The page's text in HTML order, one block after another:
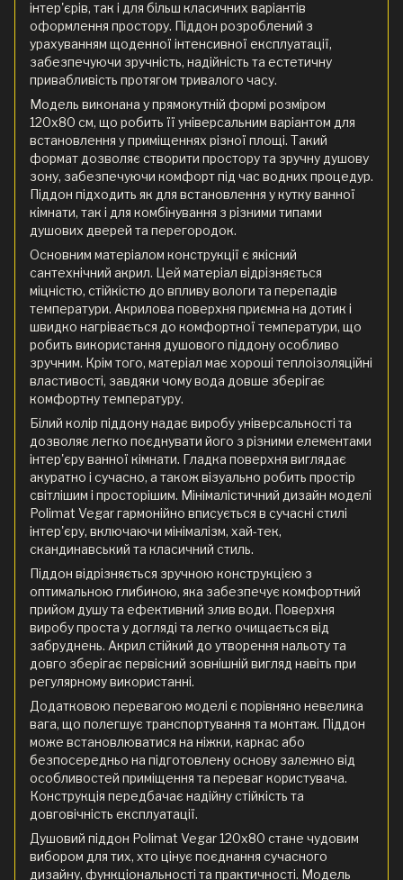
інтер'єрів, так і для більш класичних варіантів
оформлення простору. Піддон розроблений з
урахуванням щоденної інтенсивної експлуатації,
забезпечуючи зручність, надійність та естетичну
привабливість протягом тривалого часу.
Модель виконана у прямокутній формі розміром
120x80 см, що робить її універсальним варіантом для
встановлення у приміщеннях різної площі. Такий
формат дозволяє створити простору та зручну душову
зону, забезпечуючи комфорт під час водних процедур.
Піддон підходить як для встановлення у кутку ванної
кімнати, так і для комбінування з різними типами
душових дверей та перегородок.
Основним матеріалом конструкції є якісний
сантехнічний акрил. Цей матеріал відрізняється
міцністю, стійкістю до впливу вологи та перепадів
температури. Акрилова поверхня приємна на дотик і
швидко нагрівається до комфортної температури, що
робить використання душового піддону особливо
зручним. Крім того, матеріал має хороші теплоізоляційні
властивості, завдяки чому вода довше зберігає
комфортну температуру.
Білий колір піддону надає виробу універсальності та
дозволяє легко поєднувати його з різними елементами
інтер'єру ванної кімнати. Гладка поверхня виглядає
акуратно і сучасно, а також візуально робить простір
світлішим і просторішим. Мінімалістичний дизайн моделі
Polimat Vegar гармонійно вписується в сучасні стилі
інтер'єру, включаючи мінімалізм, хай-тек,
скандинавський та класичний стиль.
Піддон відрізняється зручною конструкцією з
оптимальною глибиною, яка забезпечує комфортний
прийом душу та ефективний злив води. Поверхня
виробу проста у догляді та легко очищається від
забруднень. Акрил стійкий до утворення нальоту та
довго зберігає первісний зовнішній вигляд навіть при
регулярному використанні.
Додатковою перевагою моделі є порівняно невелика
вага, що полегшує транспортування та монтаж. Піддон
може встановлюватися на ніжки, каркас або
безпосередньо на підготовлену основу залежно від
особливостей приміщення та переваг користувача.
Конструкція передбачає надійну стійкість та
довговічність експлуатації.
Душовий піддон Polimat Vegar 120x80 стане чудовим
вибором для тих, хто цінує поєднання сучасного
дизайну, функціональності та практичності. Модель